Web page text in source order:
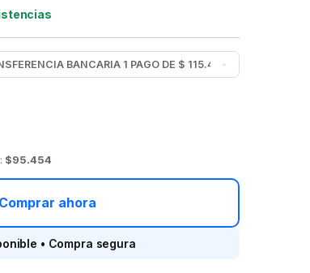
$95.454
Comprar ahora
• Compra segura